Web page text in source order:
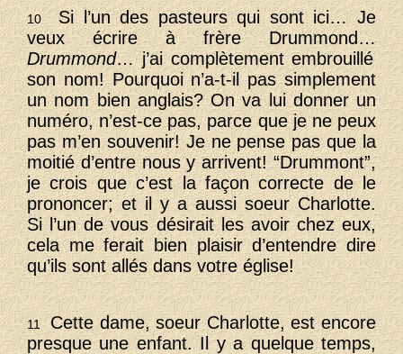
10Si l’un des pasteurs qui sont ici… Je
veux écrire à frère Drummond…
Drummond… j’ai complètement embrouillé
son nom! Pourquoi n’a-t-il pas simplement
un nom bien anglais? On va lui donner un
numéro, n’est-ce pas, parce que je ne peux
pas m’en souvenir! Je ne pense pas que la
moitié d’entre nous y arrivent! “Drummont”,
je crois que c’est la façon correcte de le
prononcer; et il y a aussi soeur Charlotte.
Si l’un de vous désirait les avoir chez eux,
cela me ferait bien plaisir d’entendre dire
qu’ils sont allés dans votre église!
11Cette dame, soeur Charlotte, est encore
presque une enfant. Il y a quelque temps,